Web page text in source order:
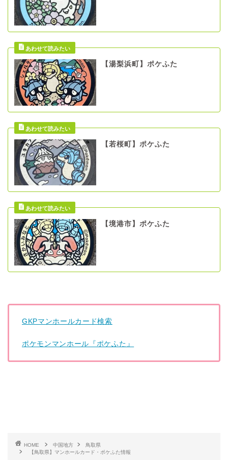
【湯梨浜町】ポケふた
【若桜町】ポケふた
【境港市】ポケふた
GKPマンホールカード検索
ポケモンマンホール『ポケふた』
HOME 中国地方
鳥取県
【鳥取県】マンホールカード・ポケふた情報